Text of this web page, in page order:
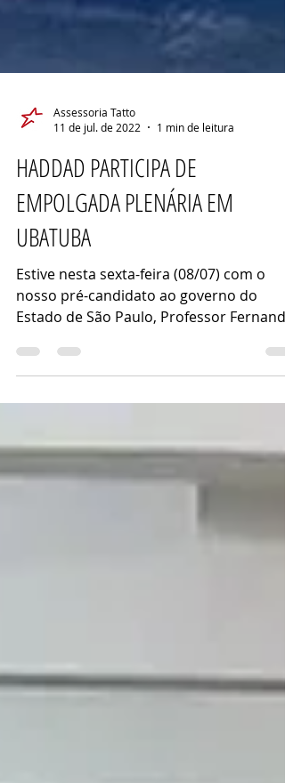
11 de jul. de 2022
HADDAD PARTICIPA DE
EMPOLGADA PLENÁRIA EM
UBATUBA
Estive nesta sexta-feira (08/07) com o
nosso pré-candidato ao governo do
Estado de São Paulo, Professor Fernando